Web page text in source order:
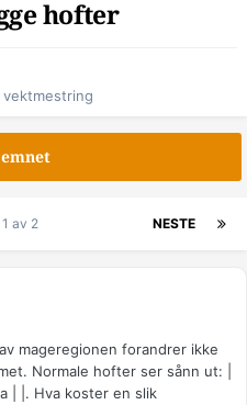
hofter
NESTE
av 2
mageregionen forandrer ikke
Normale hofter ser sånn ut: |
| |. Hva koster en slik